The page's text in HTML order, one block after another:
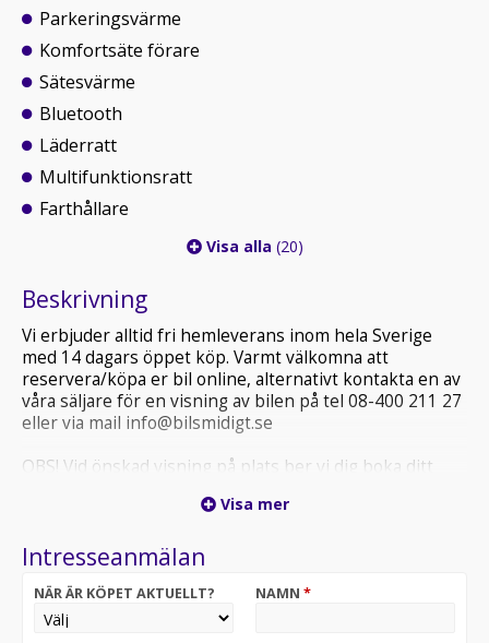
Parkeringsvärme
Komfortsäte förare
Sätesvärme
Bluetooth
Läderratt
Multifunktionsratt
Farthållare
Visa alla (20)
Beskrivning
Vi erbjuder alltid fri hemleverans inom hela Sverige
med 14 dagars öppet köp. Varmt välkomna att
reservera/köpa er bil online, alternativt kontakta en av
våra säljare för en visning av bilen på tel 08-400 211 27
eller via mail info@bilsmidigt.se
OBS! Vid önskad visning på plats ber vi dig boka ditt
är intresserad av finns på plats och att vi kan ge dig
MEJLKONTAKT MED OSS.
Visa mer
Intresseanmälan
NÄR ÄR KÖPET AKTUELLT? NAMN *